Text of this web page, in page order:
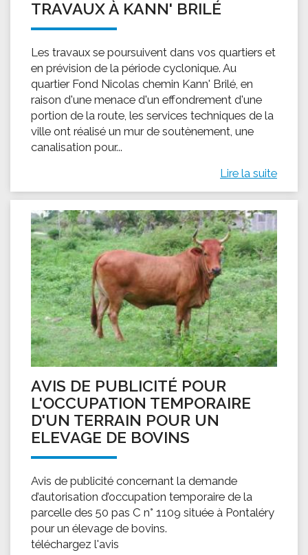
TRAVAUX À KANN' BRILÉ
Les travaux se poursuivent dans vos quartiers et
en prévision de la période cyclonique. Au
quartier Fond Nicolas chemin Kann' Brilé, en
raison d'une menace d'un effondrement d'une
portion de la route, les services techniques de la
ville ont réalisé un mur de soutènement, une
canalisation pour...
Lire la suite
AVIS DE PUBLICITÉ POUR
L'OCCUPATION TEMPORAIRE
D'UN TERRAIN POUR UN
ELEVAGE DE BOVINS
Avis de publicité concernant la demande
d’autorisation d’occupation temporaire de la
parcelle des 50 pas C n° 1109 située à Pontaléry
pour un élevage de bovins.
téléchargez l'avis